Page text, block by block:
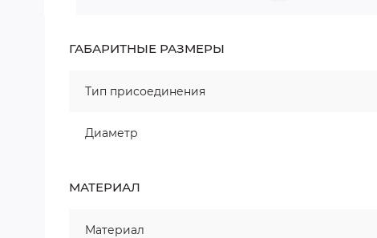
ГАБАРИТНЫЕ РАЗМЕРЫ
Тип присоединения
Диаметр
МАТЕРИАЛ
Материал